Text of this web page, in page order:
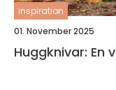
inspiration
01. November 2025
Huggknivar: En